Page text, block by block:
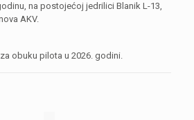
na postojećoj jedrilici Blanik L-13,
AKV.
obuku pilota u 2026. godini.